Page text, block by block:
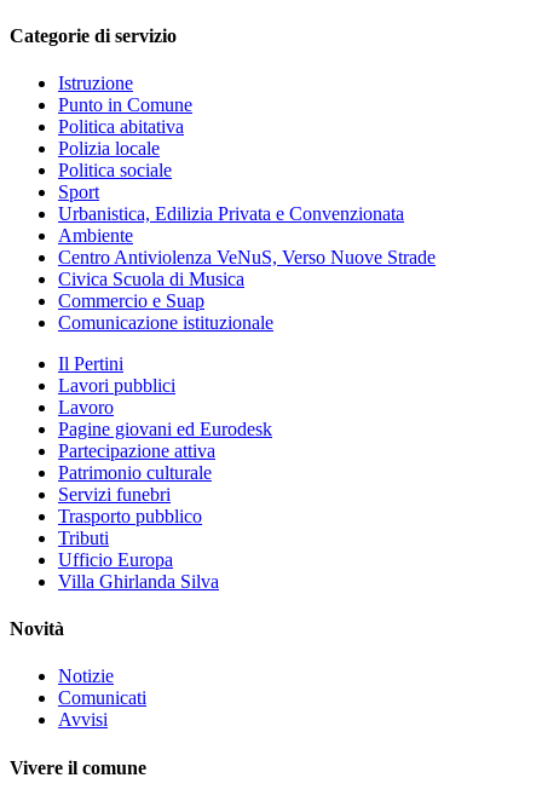
Categorie di servizio
Istruzione
Punto in Comune
Politica abitativa
Polizia locale
Politica sociale
Sport
Urbanistica, Edilizia Privata e Convenzionata
Ambiente
Centro Antiviolenza VeNuS, Verso Nuove Strade
Civica Scuola di Musica
Commercio e Suap
Comunicazione istituzionale
Il Pertini
Lavori pubblici
Lavoro
Pagine giovani ed Eurodesk
Partecipazione attiva
Patrimonio culturale
Servizi funebri
Trasporto pubblico
Tributi
Ufficio Europa
Villa Ghirlanda Silva
Novità
Notizie
Comunicati
Avvisi
Vivere il comune